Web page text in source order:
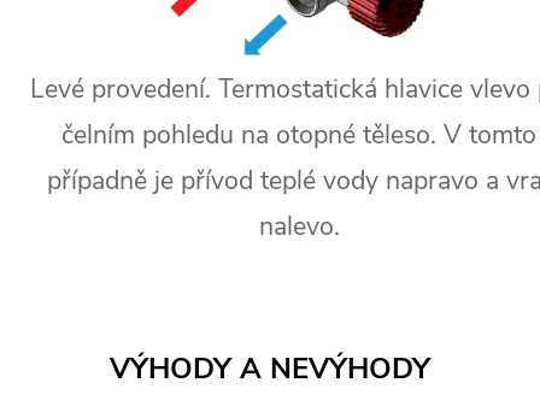
Levé provedení. Termostatická hlavice vlevo
čelním pohledu na otopné těleso. V tomto
případně je přívod teplé vody napravo a
nalevo.
VÝHODY A NEVÝHODY